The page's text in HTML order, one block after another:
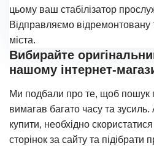
цьому ваш стабілізатор
Відправляємо відремонтовану
міста.
Вибирайте
нашому інтернет-
Ми подбали про те, щоб пошук
вимагав багато часу та
купити, необхідно
сторінок за сайту та підібрати